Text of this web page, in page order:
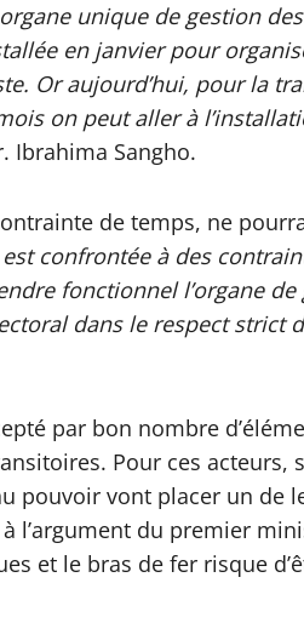
unique de gestion
en janvier pour
Or aujourd’hui, pour la
on peut aller à
Ibrahima Sangho.
de temps, ne
confrontée à des
fonctionnel l’organe de
dans le respect strict
par bon nombre
Pour ces acteurs,
pouvoir vont placer un de
l’argument du premier
et le bras de fer risque